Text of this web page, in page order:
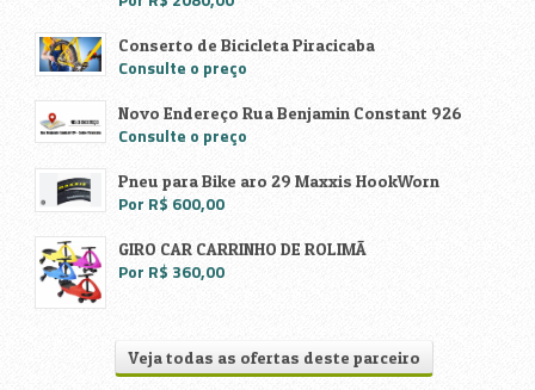
Conserto de Bicicleta Piracicaba
Consulte o preço
Novo Endereço Rua Benjamin Constant 926
Consulte o preço
Pneu para Bike aro 29 Maxxis HookWorn
Por R$ 600,00
GIRO CAR CARRINHO DE ROLIMÃ
Por R$ 360,00
Veja todas as ofertas deste parceiro